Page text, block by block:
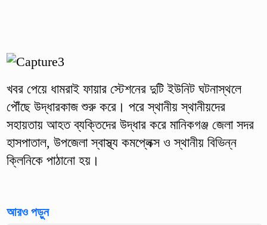
খবর পেয়ে ধামরাই ফায়ার স্টেশনের দুটি ইউনিট ঘটনাস্থলে
পৌঁছে উদ্ধারকাজ শুরু করে। পরে স্থানীয় স্থানীয়দের
সহায়তায় আহত ব্যক্তিদের উদ্ধার করে মানিকগঞ্জ জেলা সদর
হাসপাতাল, উপজেলা স্বাস্থ্য কমপ্লেক্স ও স্থানীয় বিভিন্ন
ক্লিনিকে পাঠানো হয়।
আরও পড়ুন